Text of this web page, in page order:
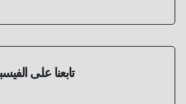
تابعنا على